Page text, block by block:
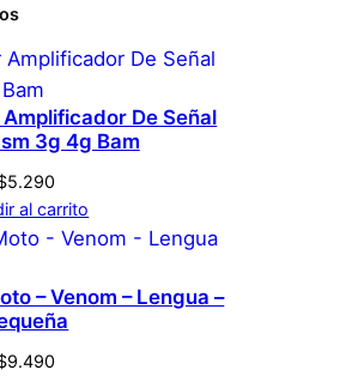
Amarillo
en
–
aún. Solo los usuarios
comprado este
una valoración.
De Señal
3g 4g Bam
5.290
al carrito
– Venom – Lengua –
9.490